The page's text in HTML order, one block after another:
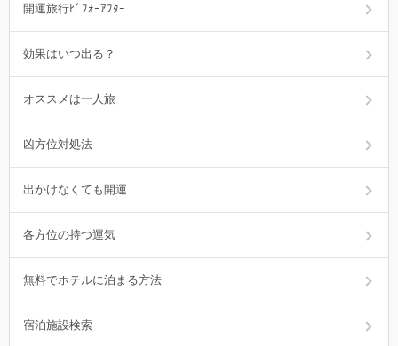
開運旅行ﾋﾞﾌｫｰｱﾌﾀｰ
効果はいつ出る？
オススメは一人旅
凶方位対処法
出かけなくても開運
各方位の持つ運気
無料でホテルに泊まる方法
宿泊施設検索